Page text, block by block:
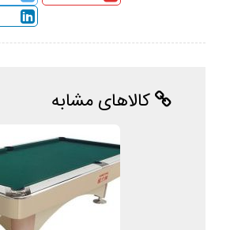
کالاهای مشابه